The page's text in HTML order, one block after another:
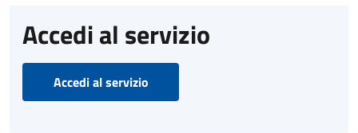
Accedi al servizio
Accedi al servizio